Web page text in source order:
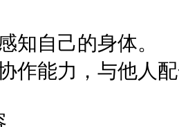
知自己的身体。
作能力，与他人